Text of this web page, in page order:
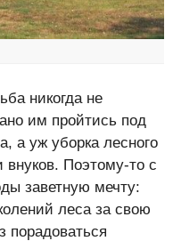
никогда не
им пройтись под
а уж уборка лесного
Поэтому-то с
заветную мечту:
леса за свою
порадоваться